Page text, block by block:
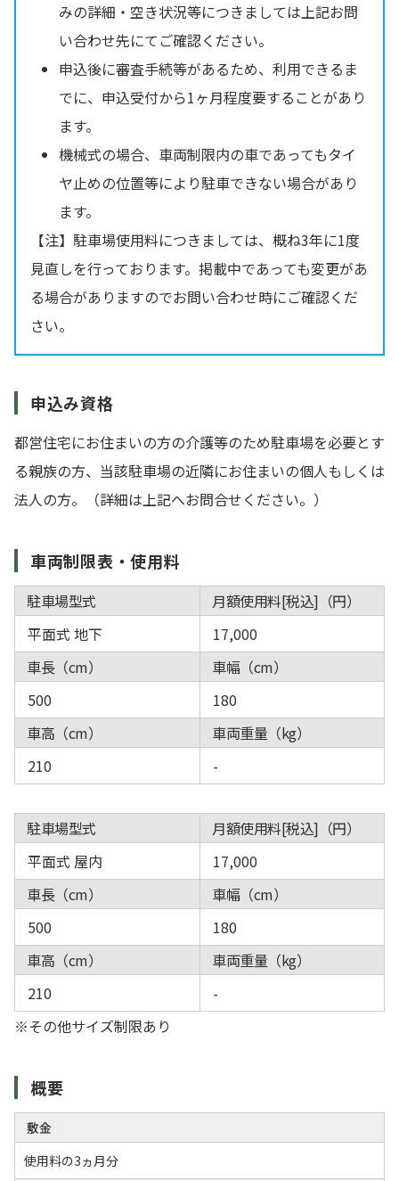
みの詳細・空き状況等につきましては上記お問
い合わせ先にてご確認ください。
申込後に審査手続等があるため、利用できるま
でに、申込受付から1ヶ月程度要することがあり
ます。
機械式の場合、車両制限内の車であってもタイ
ヤ止めの位置等により駐車できない場合があり
ます。
【注】駐車場使用料につきましては、概ね3年に1度
見直しを行っております。掲載中であっても変更があ
る場合がありますのでお問い合わせ時にご確認くだ
さい。
申込み資格
都営住宅にお住まいの方の介護等のため駐車場を必要とす
る親族の方、当該駐車場の近隣にお住まいの個人もしくは
法人の方。（詳細は上記へお問合せください。）
車両制限表・使用料
駐車場型式
月額使用料[税込]（円）
平面式 地下
17,000
車長（cm）
車幅（cm）
500
180
車高（cm）
車両重量（kg）
210
-
駐車場型式
月額使用料[税込]（円）
平面式 屋内
17,000
車長（cm）
車幅（cm）
500
180
車高（cm）
車両重量（kg）
210
-
※その他サイズ制限あり
概要
敷金
使用料の3ヵ月分